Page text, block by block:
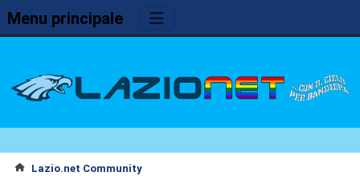
Menu principale
Lazio.net Community